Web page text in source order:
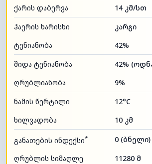
ქარის დაბერვა
14 კმ/სთ
ჰაერის ხარისხი
კარგი
ტენიანობა
42%
შიდა ტენიანობა
42%
ღრუბლიანობა
9%
ნამის წერტილი
12°C
ხილვადობა
10 კმ
განათების ინდექსი* 0 (ბნელი)
ღრუბლის სიმაღლე 11280 მ